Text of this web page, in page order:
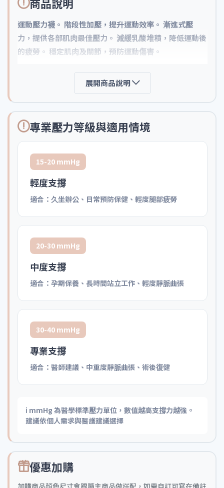
運動壓力襪。 階段性加壓，提升運動效率。 漸進式壓
力，提供各部肌肉最佳壓力。 減緩乳酸堆積，降低運動後
的疲勞。 穩定肌肉及關節，預防運動傷害。
展開商品說明
專業壓力等級與適用情境
15-20 mmHg
輕度支撐
適合：久坐辦公、日常預防保健、輕度腿部疲勞
20-30 mmHg
中度支撐
適合：孕期保養、長時間站立工作、輕度靜脈曲張
30-40 mmHg
專業支撐
適合：醫師建議、中重度靜脈曲張、術後復健
ℹ️ mmHg 為醫學標準壓力單位，數值越高支撐力越強。
建議依個人需求與醫護建議選擇
優惠加購
加購商品顏色尺寸會跟隨主商品做搭配，如需自訂可寫在備註